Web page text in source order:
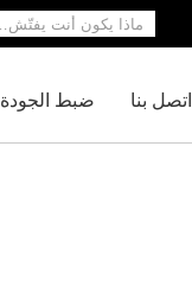
ضبط الجودة اتصل بنا